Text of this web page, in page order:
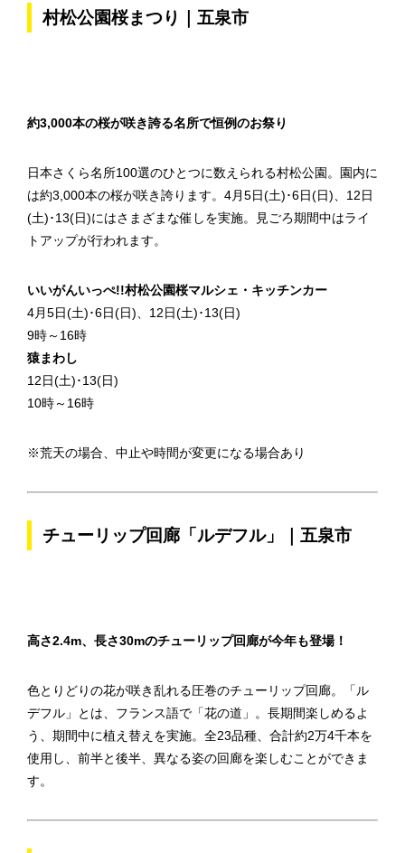
村松公園桜まつり｜五泉市
約3,000本の桜が咲き誇る名所で恒例のお祭り
日本さくら名所100選のひとつに数えられる村松公園。園内に
は約3,000本の桜が咲き誇ります。4月5日(土)･6日(日)、12日
(土)･13(日)にはさまざまな催しを実施。見ごろ期間中はライ
トアップが行われます。
いいがんいっぺ!!村松公園桜マルシェ・キッチンカー
4月5日(土)･6日(日)、12日(土)･13(日)
9時～16時
猿まわし
12日(土)･13(日)
10時～16時
※荒天の場合、中止や時間が変更になる場合あり
チューリップ回廊「ルデフル」｜五泉市
高さ2.4m、長さ30mのチューリップ回廊が今年も登場！
色とりどりの花が咲き乱れる圧巻のチューリップ回廊。「ル
デフル」とは、フランス語で「花の道」。長期間楽しめるよ
う、期間中に植え替えを実施。全23品種、合計約2万4千本を
使用し、前半と後半、異なる姿の回廊を楽しむことができま
す。